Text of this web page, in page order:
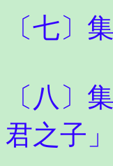
〔七〕
〔八〕
君之子